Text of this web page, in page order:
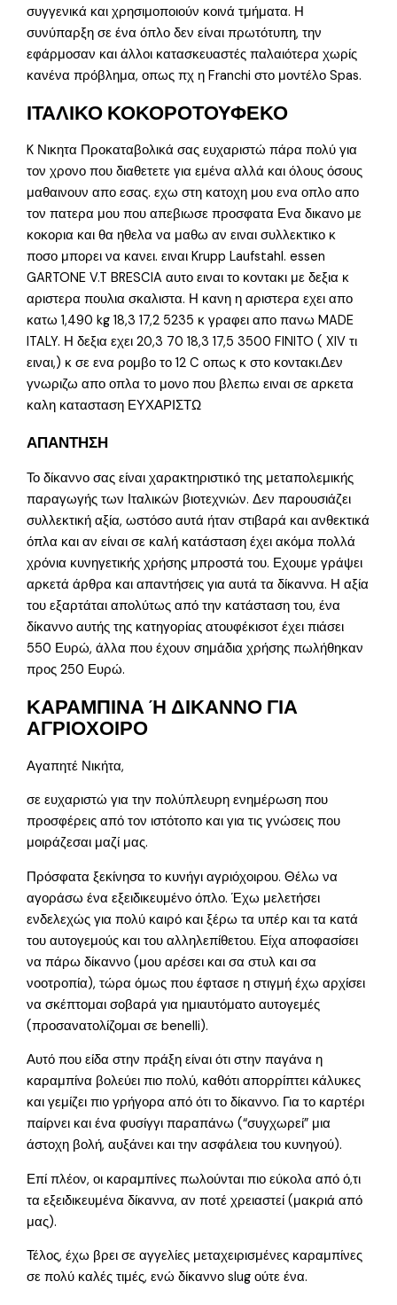
συγγενικά και χρησιμοποιούν κοινά τμήματα. Η
συνύπαρξη σε ένα όπλο δεν είναι πρωτότυπη, την
εφάρμοσαν και άλλοι κατασκευαστές παλαιότερα χωρίς
κανένα πρόβλημα, οπως πχ η Franchi στο μοντέλο Spas.
ΙΤΑΛΙΚΟ ΚΟΚΟΡΟΤΟΥΦΕΚΟ
K Νικητα Προκαταβολικά σας ευχαριστώ πάρα πολύ για
τον χρονο που διαθετετε για εμένα αλλά και όλους όσους
μαθαινουν απο εσας. εχω στη κατοχη μου ενα οπλο απο
τον πατερα μου που απεβιωσε προσφατα Ενα δικανο με
κοκορια και θα ηθελα να μαθω αν ειναι συλλεκτικο κ
ποσο μπορει να κανει. ειναι Krupp Laufstahl. essen
GARTONE V.T BRESCIA αυτο ειναι το κοντακι με δεξια κ
αριστερα πουλια σκαλιστα. Η κανη η αριστερα εχει απο
κατω 1,490 kg 18,3 17,2 5235 κ γραφει απο πανω MADE
ITALY. Η δεξια εχει 20,3 70 18,3 17,5 3500 FINITO ( XIV τι
ειναι,) κ σε ενα ρομβο το 12 C οπως κ στο κοντακι.Δεν
γνωριζω απο οπλα το μονο που βλεπω ειναι σε αρκετα
καλη κατασταση ΕΥΧΑΡΙΣΤΩ
ΑΠΑΝΤΗΣΗ
Το δίκαννο σας είναι χαρακτηριστικό της μεταπολεμικής
παραγωγής των Ιταλικών βιοτεχνιών. Δεν παρουσιάζει
συλλεκτική αξία, ωστόσο αυτά ήταν στιβαρά και ανθεκτικά
όπλα και αν είναι σε καλή κατάσταση έχει ακόμα πολλά
χρόνια κυνηγετικής χρήσης μπροστά του. Εχουμε γράψει
αρκετά άρθρα και απαντήσεις για αυτά τα δίκαννα. Η αξία
του εξαρτάται απολύτως από την κατάσταση του, ένα
δίκαννο αυτής της κατηγορίας ατουφέκισοτ έχει πιάσει
550 Ευρώ, άλλα που έχουν σημάδια χρήσης πωλήθηκαν
προς 250 Ευρώ.
ΚΑΡΑΜΠΙΝΑ Ή ΔΙΚΑΝΝΟ ΓΙΑ
ΑΓΡΙΟΧΟΙΡΟ
Αγαπητέ Νικήτα,
σε ευχαριστώ για την πολύπλευρη ενημέρωση που
προσφέρεις από τον ιστότοπο και για τις γνώσεις που
μοιράζεσαι μαζί μας.
Πρόσφατα ξεκίνησα το κυνήγι αγριόχοιρου. Θέλω να
αγοράσω ένα εξειδικευμένο όπλο. Έχω μελετήσει
ενδελεχώς για πολύ καιρό και ξέρω τα υπέρ και τα κατά
του αυτογεμούς και του αλληλεπίθετου. Είχα αποφασίσει
να πάρω δίκαννο (μου αρέσει και σα στυλ και σα
νοοτροπία), τώρα όμως που έφτασε η στιγμή έχω αρχίσει
να σκέπτομαι σοβαρά για ημιαυτόματο αυτογεμές
(προσανατολίζομαι σε benelli).
Αυτό που είδα στην πράξη είναι ότι στην παγάνα η
καραμπίνα βολεύει πιο πολύ, καθότι απορρίπτει κάλυκες
και γεμίζει πιο γρήγορα από ότι το δίκαννο. Για το καρτέρι
παίρνει και ένα φυσίγγι παραπάνω (“συγχωρεί” μια
άστοχη βολή, αυξάνει και την ασφάλεια του κυνηγού).
Επί πλέον, οι καραμπίνες πωλούνται πιο εύκολα από ό,τι
τα εξειδικευμένα δίκαννα, αν ποτέ χρειαστεί (μακριά από
μας).
Τέλος, έχω βρει σε αγγελίες μεταχειρισμένες καραμπίνες
σε πολύ καλές τιμές, ενώ δίκαννο slug ούτε ένα.